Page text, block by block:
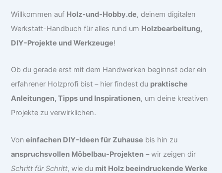
Willkommen auf Holz-und-Hobby.de, deinem digitalen
Werkstatt-Handbuch für alles rund um Holzbearbeitung,
DIY-Projekte und Werkzeuge!
Ob du gerade erst mit dem Handwerken beginnst oder ein
erfahrener Holzprofi bist – hier findest du praktische
Anleitungen, Tipps und Inspirationen, um deine kreativen
Projekte zu verwirklichen.
Von einfachen DIY-Ideen für Zuhause bis hin zu
anspruchsvollen Möbelbau-Projekten – wir zeigen dir
Schritt für Schritt, wie du mit Holz beeindruckende Werke